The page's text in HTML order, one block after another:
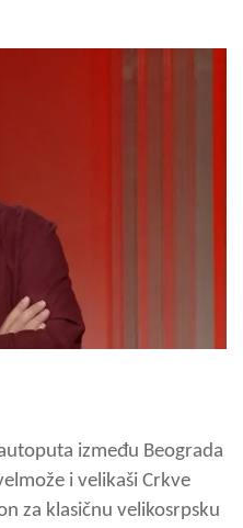
između Beograda
i velikaši Crkve
za klasičnu velikosrpsku